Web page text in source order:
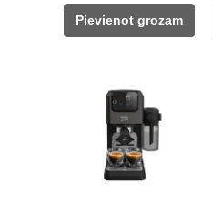
was:
730,00 €.
649,00 €.
Pievienot grozam